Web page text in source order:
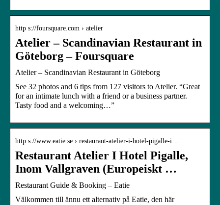
http s://foursquare.com › atelier
Atelier – Scandinavian Restaurant in
Göteborg – Foursquare
Atelier – Scandinavian Restaurant in Göteborg
See 32 photos and 6 tips from 127 visitors to Atelier. “Great
for an intimate lunch with a friend or a business partner.
Tasty food and a welcoming…”
http s://www.eatie.se › restaurant-atelier-i-hotel-pigalle-i…
Restaurant Atelier I Hotel Pigalle,
Inom Vallgraven (Europeiskt …
Restaurant Guide & Booking – Eatie
Välkommen till ännu ett alternativ på Eatie, den här